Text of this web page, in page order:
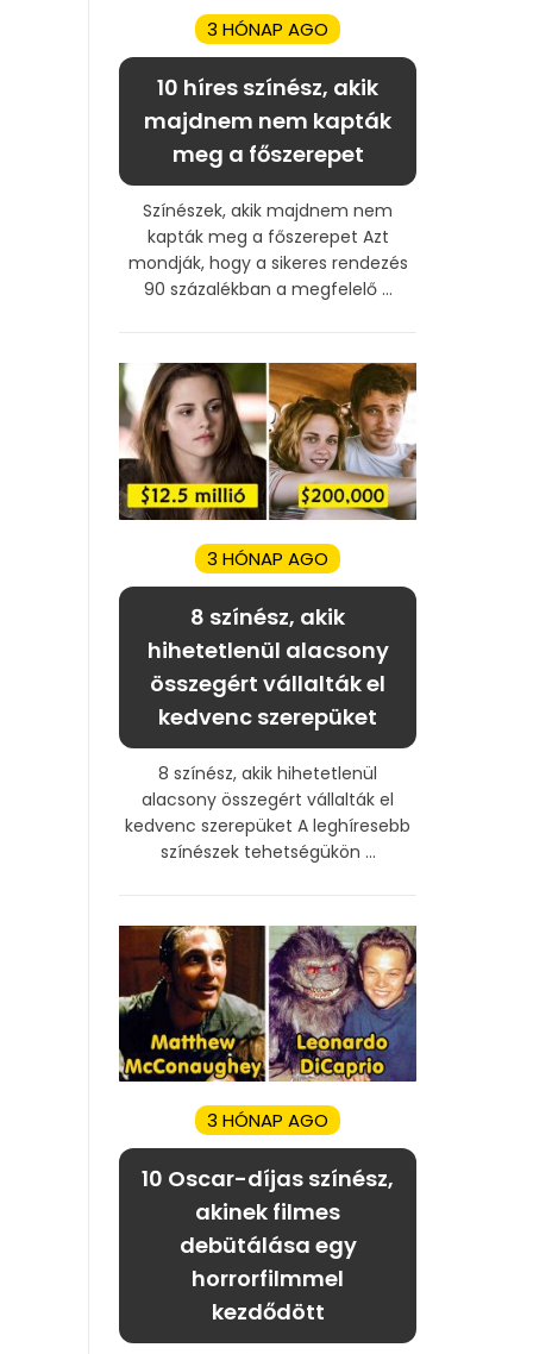
3 HÓNAP AGO
10 híres színész, akik
majdnem nem kapták
meg a főszerepet
Színészek, akik majdnem nem
kapták meg a főszerepet Azt
mondják, hogy a sikeres rendezés
90 százalékban a megfelelő ...
3 HÓNAP AGO
8 színész, akik
hihetetlenül alacsony
összegért vállalták el
kedvenc szerepüket
8 színész, akik hihetetlenül
alacsony összegért vállalták el
kedvenc szerepüket A leghíresebb
színészek tehetségükön ...
3 HÓNAP AGO
10 Oscar-díjas színész,
akinek filmes
debütálása egy
horrorfilmmel
kezdődött